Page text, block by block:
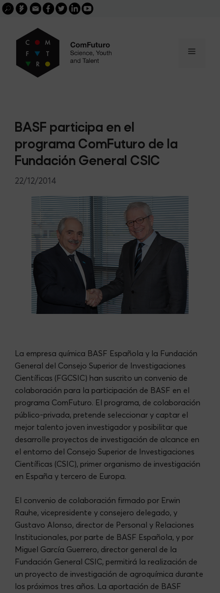
Skip
to
content
buscar
Search
for:
FGCSICEmailfacebook
twitterlinkedinyoutube
Menu
BASF participa en el
programa ComFuturo de la
Fundación General CSIC
22/12/2014
La empresa química BASF Española y la Fundación
General del Consejo Superior de Investigaciones
Científicas (FGCSIC) han suscrito un convenio de
colaboración para la participación de BASF en el
programa ComFuturo. El programa, de colaboración
público-privada, pretende seleccionar y captar el
mejor talento joven investigador y posibilitar que
desarrolle proyectos de investigación de alcance en
el entorno del Consejo Superior de Investigaciones
Científicas (CSIC), primer organismo de investigación
en España y tercero de Europa.
El convenio de colaboración firmado por Erwin
Rauhe, vicepresidente y consejero delegado, y
Gustavo Alonso, director de Personal y Relaciones
Institucionales, por parte de BASF Española, y por
Miguel García Guerrero, director general de la
Fundación General CSIC, permitirá la realización de
un proyecto de investigación de agroquímica durante
los próximos tres años. La aportación de BASF